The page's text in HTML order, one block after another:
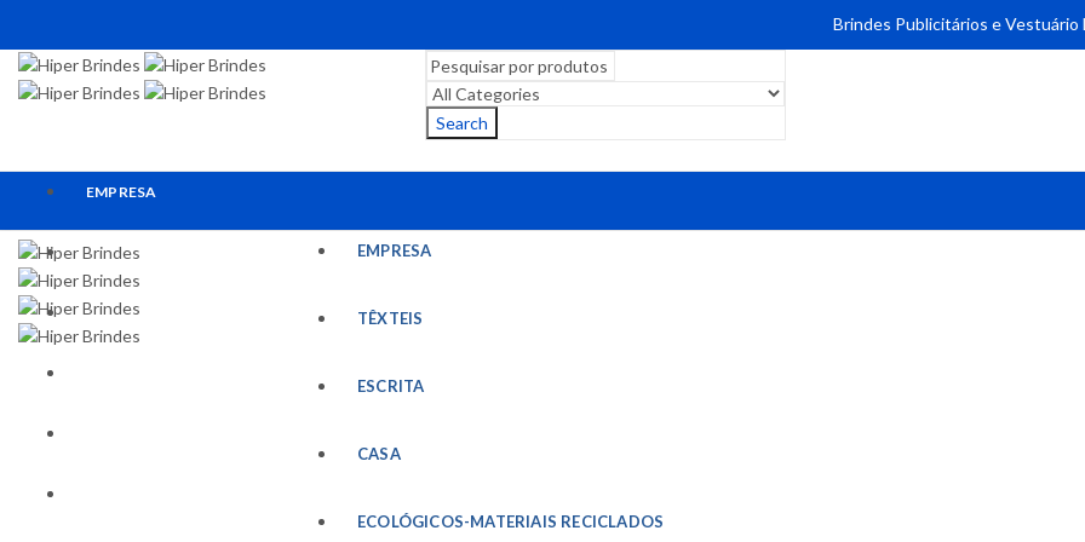
Brindes Publicitários e Vestuário
Search
EMPRESA
TÊXTEIS
ESCRITA
EMPRESA
TÊXTEIS
ESCRITA
CASA
ECOLÓGICOS-MATERIAIS RECICLADOS